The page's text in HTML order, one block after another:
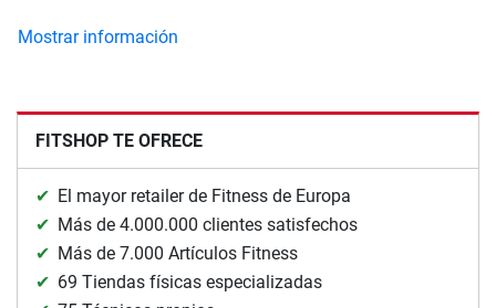
Mostrar información
FITSHOP TE OFRECE
El mayor retailer de Fitness de Europa
Más de 4.000.000 clientes satisfechos
Más de 7.000 Artículos Fitness
69 Tiendas físicas especializadas